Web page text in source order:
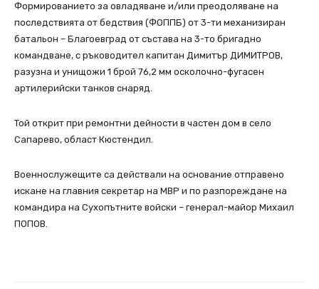
Формированието за овладяване и/или преодоляване на
последствията от бедствия (ФОППБ) от 3-ти механизиран
батальон – Благоевград от състава на 3-то бригадно
командване, с ръководител капитан Димитър ДИМИТРОВ,
разузна и унищожи 1 брой 76,2 мм осколочно-фугасен
артилерийски танков снаряд.
Toй открит при ремонтни дейности в частен дом в село
Сапарево, област Кюстендил.
Военнослужещите са действали на основание отправено
искане на главния секретар на МВР и по разпореждане на
командира на Сухопътните войски – генерал-майор Михаил
ПОПОВ.